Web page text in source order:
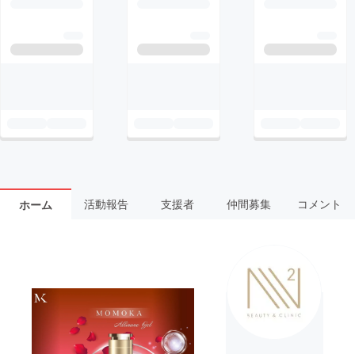
ホーム 活動報告 支援者 仲間募集 コメント